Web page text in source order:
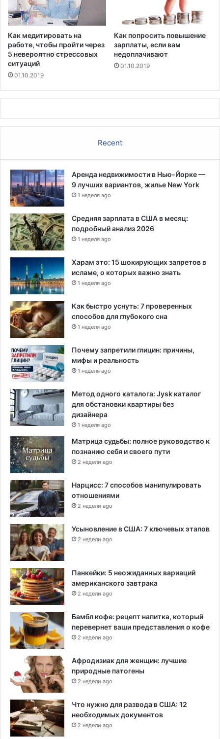
Как медитировать на
работе, чтобы пройти через
5 невероятно стрессовых
ситуаций
01.10.2019
Как попросить повышение
зарплаты, если вам
недоплачивают
01.10.2019
Recent
Аренда недвижимости в Нью-Йорке —
9 лучших вариантов, жилье New York
1 неделя ago
Средняя зарплата в США в месяц:
подробный анализ 2026
1 неделя ago
Харам это: 15 шокирующих запретов в
исламе, о которых важно знать
1 неделя ago
Как быстро уснуть: 7 проверенных
способов для глубокого сна
1 неделя ago
Почему запретили глицин: причины,
мифы и реальность
1 неделя ago
Метод одного каталога: Jysk каталог
для обстановки квартиры без
дизайнера
1 неделя ago
Матрица судьбы: полное руководство к
познанию себя и своего пути
2 недели ago
Нарцисс: 7 способов манипулировать
отношениями
2 недели ago
Усыновление в США: 7 ключевых этапов
2 недели ago
Панкейки: 5 неожиданных вариаций
американского завтрака
2 недели ago
Бамбл кофе: рецепт напитка, который
перевернет ваши представления о кофе
2 недели ago
Афродизиак для женщин: лучшие
природные патогены
2 недели ago
Что нужно для развода в США: 12
необходимых документов
2 недели ago